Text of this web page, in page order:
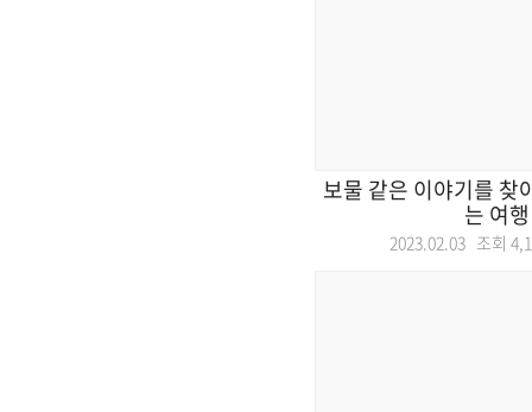
보물 같은 이야기를 찾
는 여행
2023.02.03 조회